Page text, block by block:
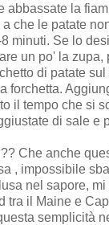
abbassate la
che le patate
minuti. Se lo
un po' la zupa,
di patate
forchetta.
il tempo che si
di sale e
Che anche
, impossibile
nel sapore, mi
tra il Maine e
semplicità